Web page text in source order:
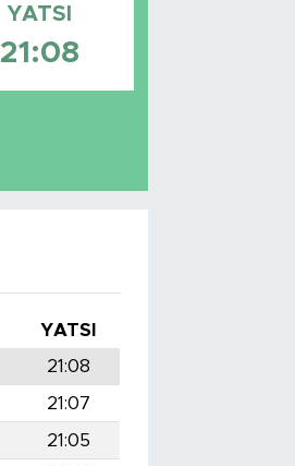
YATSI
21:08
YATSI
21:08
21:07
21:05